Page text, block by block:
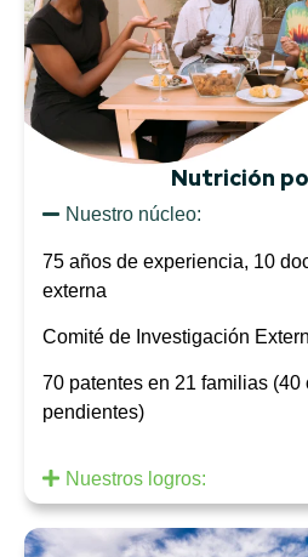
Nutrición
Nuestro núcleo:
75 años de experiencia, 10
externa
Comité de Investigación
70 patentes en 21 familias
pendientes)
Nuestros logros: